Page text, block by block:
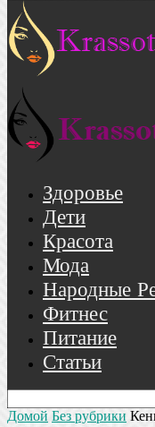
Здоровье
Дети
Красота
Мода
Народные
Фитнес
Питание
Статьи
Домой Без рубрики